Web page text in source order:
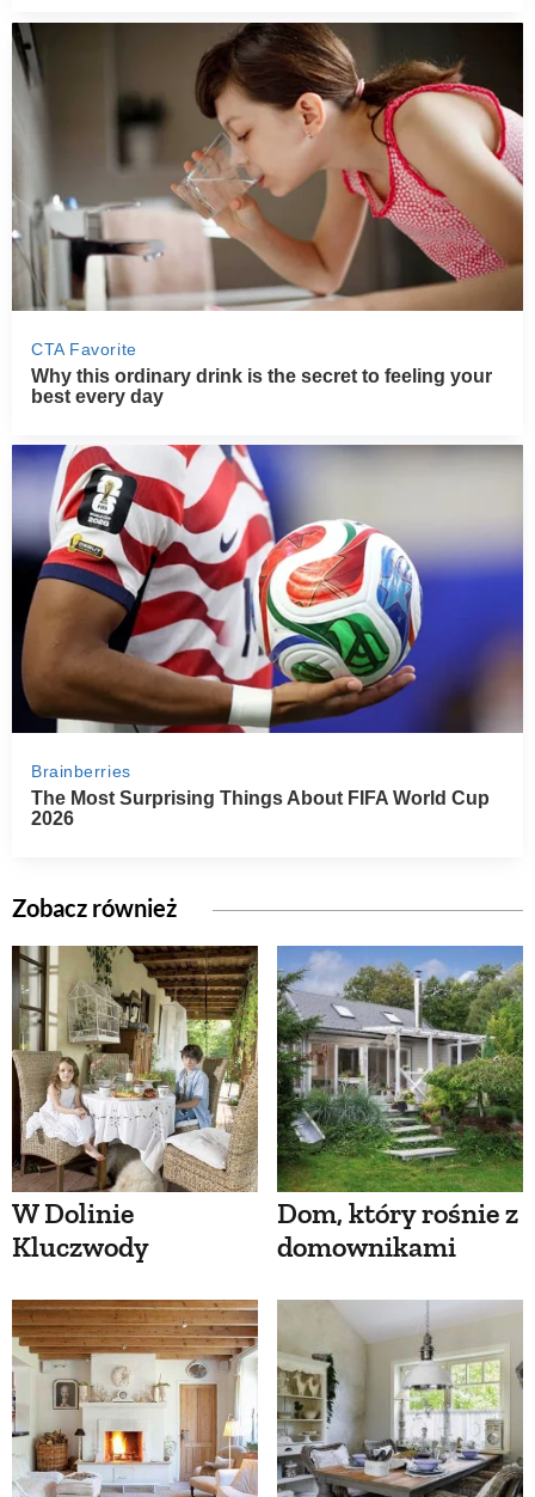
Zobacz również
W Dolinie
Kluczwody
Dom, który rośnie z
domownikami